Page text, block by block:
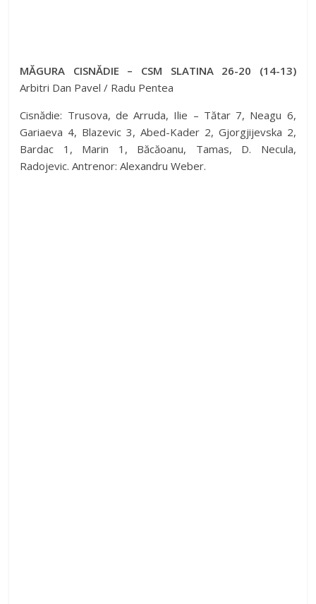
MĂGURA CISNĂDIE – CSM SLATINA 26-20 (14-13)
Arbitri Dan Pavel / Radu Pentea
Cisnădie: Trusova, de Arruda, Ilie – Tătar 7, Neagu 6,
Gariaeva 4, Blazevic 3, Abed-Kader 2, Gjorgjijevska 2,
Bardac 1, Marin 1, Băcăoanu, Tamas, D. Necula,
Radojevic. Antrenor: Alexandru Weber.